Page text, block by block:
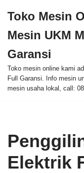
to
content
Toko Mesin
Mesin UKM
Garansi
Toko mesin online kami
Full Garansi. Info mesin
mesin usaha lokal, call:
Elektrik